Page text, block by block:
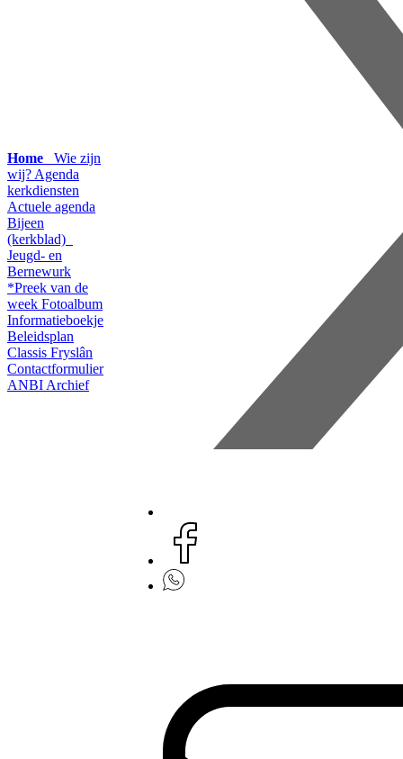
Home
Wie zijn
wij? Agenda
kerkdiensten
Actuele agenda
Bijeen
(kerkblad)
Jeugd- en
Bernewurk
*Preek van de
week Fotoalbum
Informatieboekje
Beleidsplan
Classis Fryslân
Contactformulier
ANBI Archief